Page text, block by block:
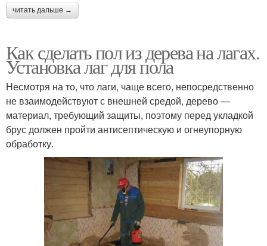
читать дальше →
Как сделать пол из дерева на лагах.
Установка лаг для пола
Несмотря на то, что лаги, чаще всего, непосредственно
не взаимодействуют с внешней средой, дерево —
материал, требующий защиты, поэтому перед укладкой
брус должен пройти антисептическую и огнеупорную
обработку.